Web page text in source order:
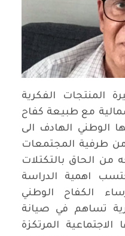
المنتجات الفكرية
مع طبيعة كفاح
الوطني الهادف الى
من طرفية المجتمعات
من الحاق بالتكتلات
اهمية الدراسة
الكفاح الوطني
تساهم في صيانة
الاجتماعية المرتكزة